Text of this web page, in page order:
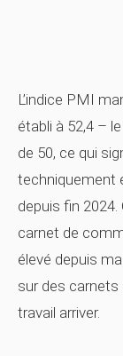
L’indice PMI
établi à 52,4 –
de 50, ce qui
techniquement
depuis fin 2024.
carnet de
élevé depuis
sur des
travail arriver.